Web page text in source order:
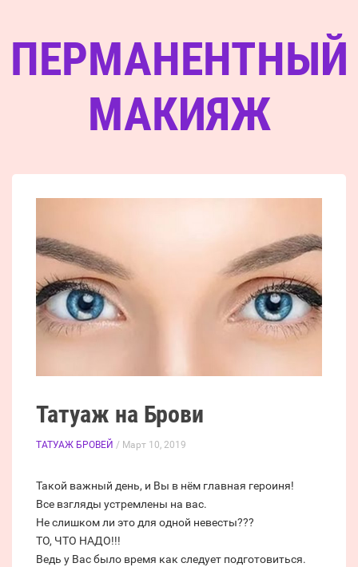
ПЕРМАНЕНТНЫЙ
МАКИЯЖ
Татуаж на Брови
ТАТУАЖ БРОВЕЙ / Март 10, 2019
Такой важный день, и Вы в нём главная героиня!
Все взгляды устремлены на вас.
Не слишком ли это для одной невесты???
ТО, ЧТО НАДО!!!
Ведь у Вас было время как следует подготовиться.